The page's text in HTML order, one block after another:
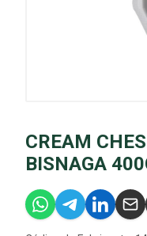
CREAM
BISNAGA